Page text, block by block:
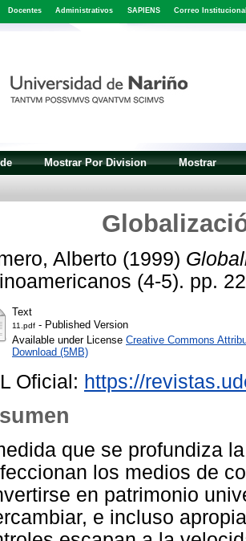
Docentes Administrativos SAPIENS Correo
Mostrar Por Division Mostrar
Alberto (1999)
(4-5). pp.
Text
11.pdf - Published Version
Available under License Creative Commons
Download (5MB)
Oficial: https://
que se profundiza
los medios de
en patrimonio
e incluso